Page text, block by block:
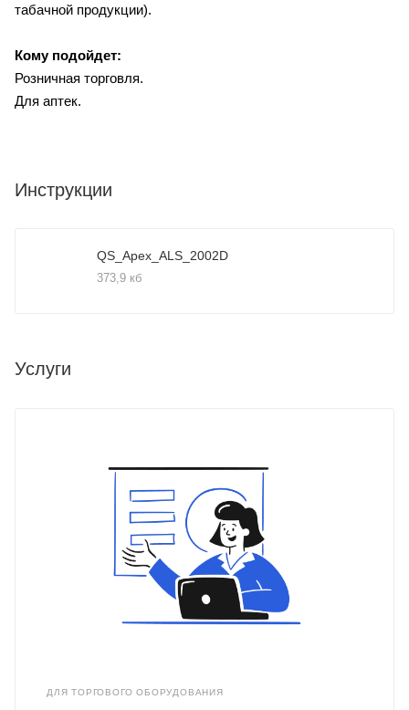
табачной продукции).
Кому подойдет:
Розничная торговля.
Для аптек.
Инструкции
QS_Apex_ALS_2002D
373,9 кб
Услуги
ДЛЯ ТОРГОВОГО ОБОРУДОВАНИЯ